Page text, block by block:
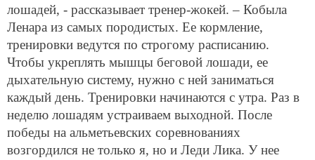
лошадей, - рассказывает тренер-жокей. – Кобыла
Ленара из самых породистых. Ее кормление,
тренировки ведутся по строгому расписанию.
Чтобы укреплять мышцы беговой лошади, ее
дыхательную систему, нужно с ней заниматься
каждый день. Тренировки начинаются с утра. Раз в
неделю лошадям устраиваем выходной. После
победы на альметьевских соревнованиях
возгордился не только я, но и Леди Лика. У нее